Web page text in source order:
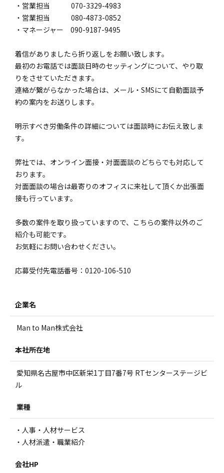
・営業担当 070-3329-4983
・営業担当 080-4873-0852
・マネージャー 090-9187-9495
着信がありましたら折り返しをお願い致します。
最初のお電話では面談日時のセッティングについて、やり取
りをさせていただきます。
連絡が繋がらなかった場合は、メール・SMSにて自動面談予
約の案内をお送りします。
明示すべき労働条件の詳細については面談時にお伝え致しま
す。
弊社では、オンライン面接・対面面談のどちらでも対応して
おります。
対面面談の場合は最寄りのオフィスに来社して頂くか出張面
接も行っています。
多数の案件を取り扱っていますので、こちらの案件以外のご
紹介も可能です。
お気軽にお問い合わせください。
応募受付先電話番号：0120-106-510
企業名
Man to Man株式会社
本社所在地
愛知県名古屋市中区新栄1丁目7番7号 RTセンターステージビ
ル
業種
・人事・人材サービス
・人材派遣・職業紹介
会社HP